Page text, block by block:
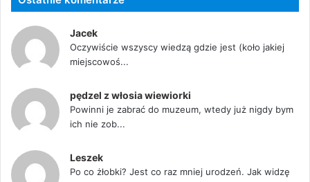
Jacek
Oczywiście wszyscy wiedzą gdzie jest (koło jakiej
miejscowoś...
pędzel z włosia wiewiorki
Powinni je zabrać do muzeum, wtedy już nigdy bym
ich nie zob...
Leszek
Po co żłobki? Jest co raz mniej urodzeń. Jak widzę